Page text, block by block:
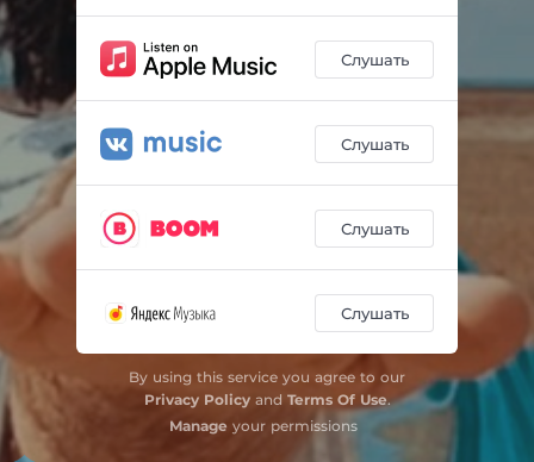
Слушать
Слушать
Слушать
Слушать
By using this service you agree to our
Privacy Policyand Terms Of Use.
Manage your permissions